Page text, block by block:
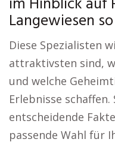
Langewiesen
Diese Spezialisten
attraktivsten sind,
und welche
Erlebnisse
entscheidende
passende Wahl für